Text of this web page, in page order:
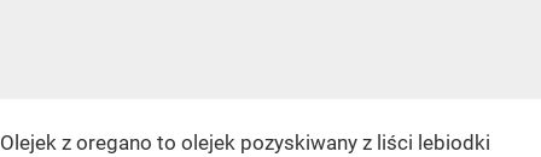
Olejek z oregano to olejek pozyskiwany z liści lebiodki